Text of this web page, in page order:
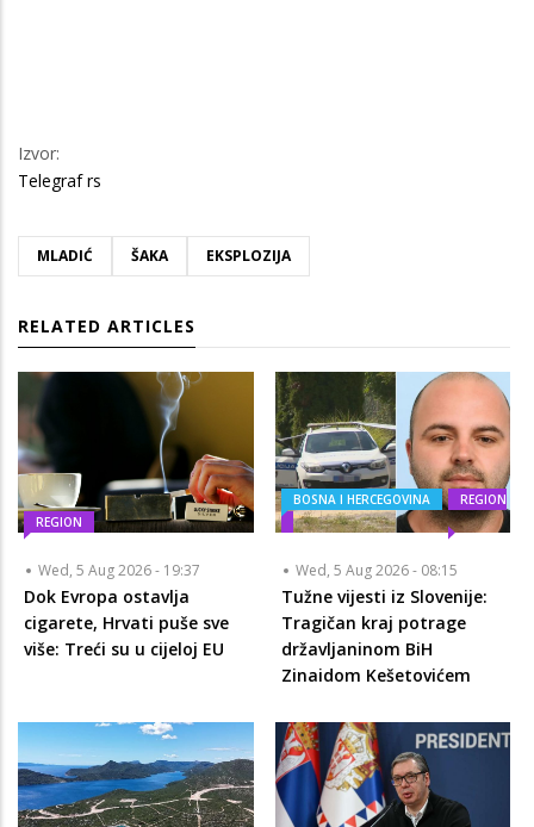
Izvor:
Telegraf rs
MLADIĆ ŠAKA EKSPLOZIJA
RELATED ARTICLES
REGION
Wed, 5 Aug 2026 - 19:37
Dok Evropa ostavlja
cigarete, Hrvati puše sve
više: Treći su u cijeloj EU
BOSNA I HERCEGOVINA REGION
Wed, 5 Aug 2026 - 08:15
Tužne vijesti iz Slovenije:
Tragičan kraj potrage
državljaninom BiH
Zinaidom Kešetovićem